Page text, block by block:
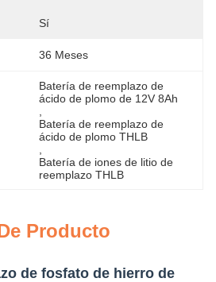
Sí
36 Meses
Batería de reemplazo de
ácido de plomo de 12V 8Ah
Batería de reemplazo de
ácido de plomo THLB
Batería de iones de litio de
reemplazo THLB
Producto
de fosfato de hierro de